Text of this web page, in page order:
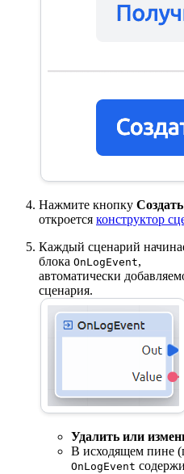
Нажмите кнопку Создать
откроется конструктор
Каждый сценарий
блока OnLogEvent,
автоматически
сценария.
Удалить или
В исходящем пине
OnLogEvent